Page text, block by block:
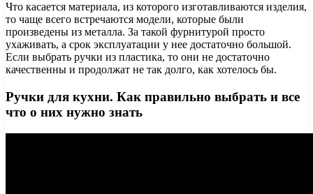
Что касается материала, из которого изготавливаются изделия,
то чаще всего встречаются модели, которые были
произведены из металла. За такой фурнитурой просто
ухаживать, а срок эксплуатации у нее достаточно большой.
Если выбрать ручки из пластика, то они не достаточно
качественны и продолжат не так долго, как хотелось бы.
Ручки для кухни. Как правильно выбрать и все
что о них нужно знать